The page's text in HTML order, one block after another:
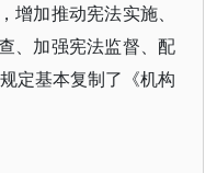
增加推动宪法实施、
、加强宪法监督、配
定基本复制了《机构